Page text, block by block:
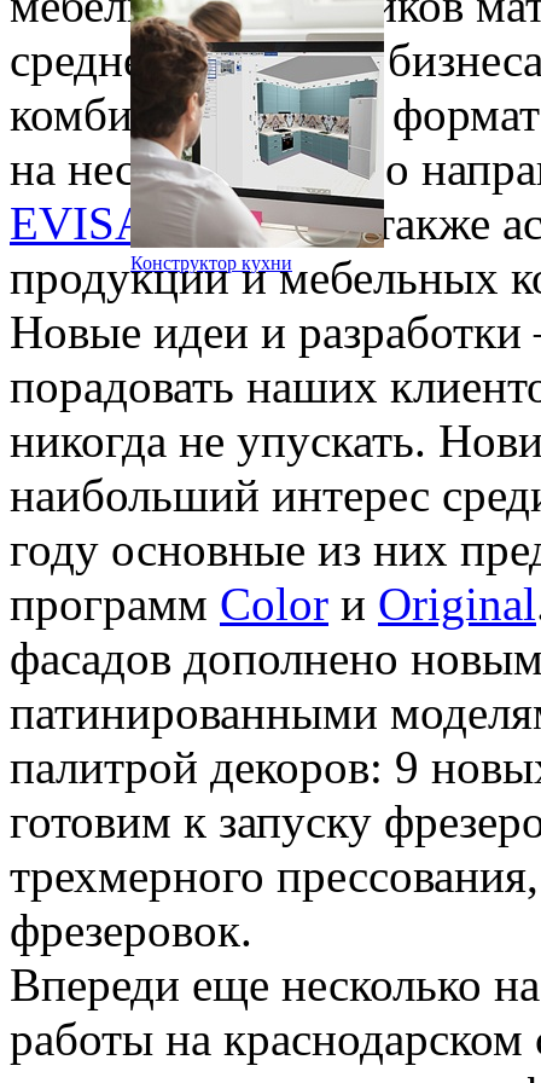
Конструктор кухни
среднего и малого
комбинированный
на несколько зон по
EVISА
иSiBox, а также
продукции и мебельных
Новые идеи и разработки
порадовать наших
никогда не упускать.
наибольший интерес
году основные из них
программ Color и Original
фасадов дополнено
патинированными
палитрой декоров: 9
готовим к запуску
трехмерного
фрезеровок.
Впереди еще несколько
работы на краснодарском